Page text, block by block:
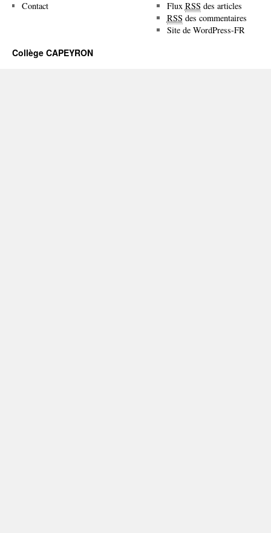
Contact Flux RSS des articles
RSS des commentaires
Site de WordPress-FR
Collège CAPEYRON